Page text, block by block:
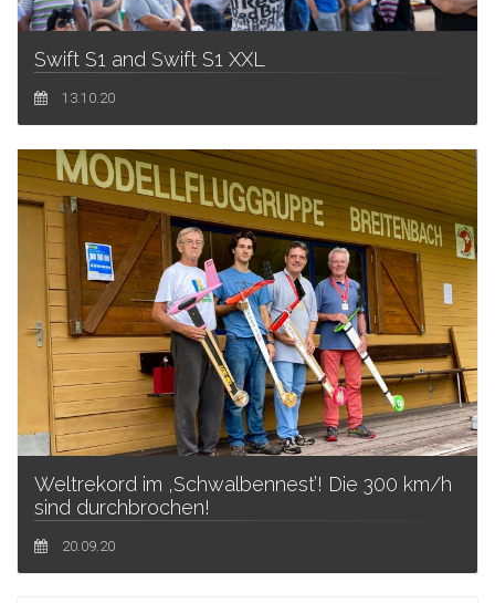
Swift S1 and Swift S1 XXL
13.10.20
Weltrekord im ‚Schwalbennest’! Die 300 km/h
sind durchbrochen!
20.09.20